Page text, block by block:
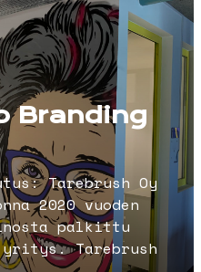
Branding
Tarebrush Oy
2020 vuoden
palkittu
Tarebrush